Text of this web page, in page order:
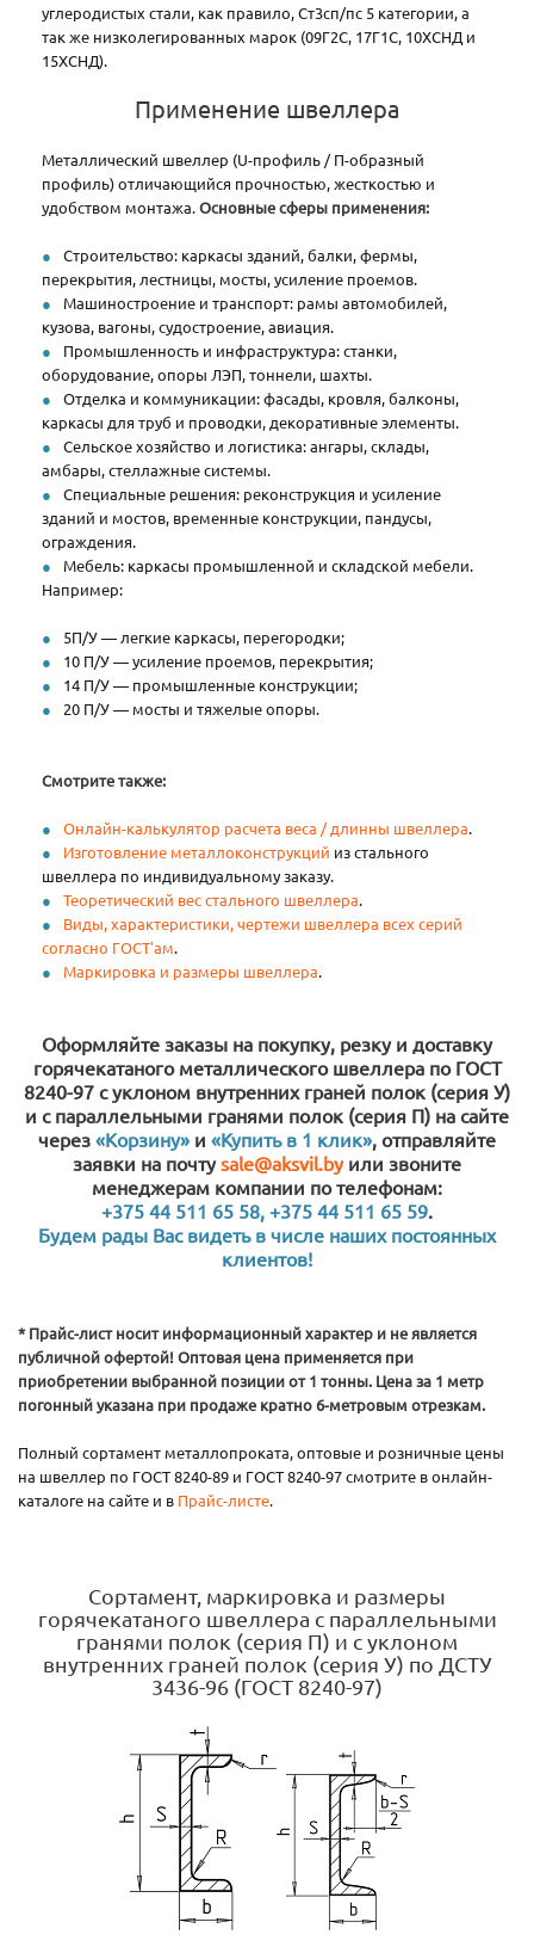
углеродистых стали, как правило, Ст3сп/пс 5 категории, а
так же низколегированных марок (09Г2С, 17Г1С, 10ХСНД и
15ХСНД).
Применение швеллера
Металлический швеллер (U-профиль / П-образный
профиль) отличающийся прочностью, жесткостью и
удобством монтажа.Основные сферы применения:
Строительство: каркасы зданий, балки, фермы,
перекрытия, лестницы, мосты, усиление проемов.
Машиностроение и транспорт: рамы автомобилей,
кузова, вагоны, судостроение, авиация.
Промышленность и инфраструктура: станки,
оборудование, опоры ЛЭП, тоннели, шахты.
Отделка и коммуникации: фасады, кровля, балконы,
каркасы для труб и проводки, декоративные элементы.
Сельское хозяйство и логистика: ангары, склады,
амбары, стеллажные системы.
Специальные решения: реконструкция и усиление
зданий и мостов, временные конструкции, пандусы,
ограждения.
Мебель: каркасы промышленной и складской мебели.
Например:
5П/У — легкие каркасы, перегородки;
10 П/У — усиление проемов, перекрытия;
14 П/У — промышленные конструкции;
20 П/У — мосты и тяжелые опоры.
Смотрите также:
Онлайн-калькулятор расчета веса / длинны швеллера.
Изготовление металлоконструкций из стального
швеллера по индивидуальному заказу.
Теоретический вес стального швеллера.
Виды, характеристики, чертежи швеллера всех серий
согласно ГОСТ'ам.
Маркировка и размеры швеллера.
Оформляйте заказы на покупку, резку и доставку
горячекатаного металлического швеллера по ГОСТ
8240-97 с уклоном внутренних граней полок (серия У)
и с параллельными гранями полок (серия П) на сайте
через «Корзину» и «Купить в 1 клик», отправляйте
заявки на почтуsale@aksvil.byили звоните
менеджерам компании по телефонам:
+375 44 511 65 58, +375 44 511 65 59.
Будем рады Вас видеть в числе наших постоянных
клиентов!
* Прайс-лист носит информационный характер и не является
публичной офертой! Оптовая цена применяется при
приобретении выбранной позиции от 1 тонны. Цена за 1 метр
погонный указана при продаже кратно 6-метровым отрезкам.
Полный сортамент металлопроката, оптовые и розничные цены
на швеллер по ГОСТ 8240-89 и ГОСТ 8240-97 смотрите в онлайн-
каталоге на сайте и в Прайс-листе.
Сортамент, маркировка и размеры
горячекатаного швеллера с параллельными
гранями полок (серия П) и с уклоном
внутренних граней полок (серия У) по ДСТУ
3436-96 (ГОСТ 8240-97)